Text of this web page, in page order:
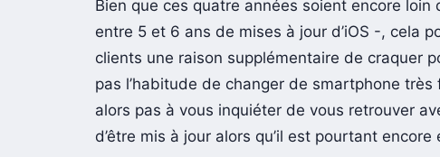
d’Android pour ses Pixel 6, avec des mises à
Bien que ces quatre années soient encore loin
entre 5 et 6 ans de mises à jour d’iOS -, cela
clients une raison supplémentaire de craquer
pas l’habitude de changer de smartphone très
alors pas à vous inquiéter de vous retrouver